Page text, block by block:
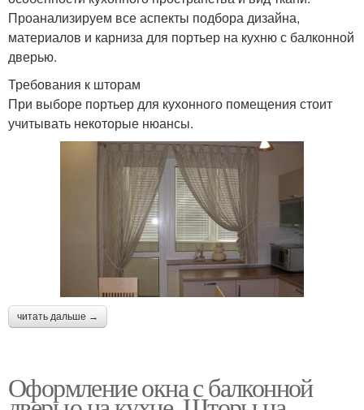
Проанализируем все аспекты подбора дизайна,
материалов и карниза для портьер на кухню с балконной
дверью.
Требования к шторам
При выборе портьер для кухонного помещения стоит
учитывать некоторые нюансы.
читать дальше →
Оформление окна с балконной